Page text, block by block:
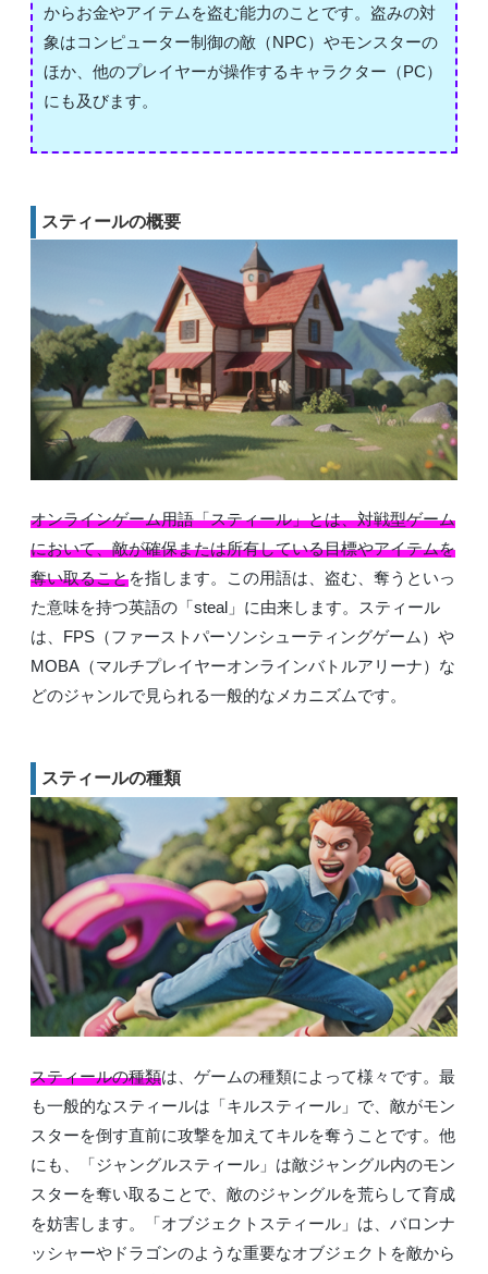
からお金やアイテムを盗む能力のことです。盗みの対
象はコンピューター制御の敵（NPC）やモンスターの
ほか、他のプレイヤーが操作するキャラクター（PC）
にも及びます。
スティールの概要
オンラインゲーム用語「スティール」とは、対戦型ゲーム
において、敵が確保または所有している目標やアイテムを
奪い取ることを指します。この用語は、盗む、奪うといっ
た意味を持つ英語の「steal」に由来します。スティール
は、FPS（ファーストパーソンシューティングゲーム）や
MOBA（マルチプレイヤーオンラインバトルアリーナ）な
どのジャンルで見られる一般的なメカニズムです。
スティールの種類
スティールの種類は、ゲームの種類によって様々です。最
も一般的なスティールは「キルスティール」で、敵がモン
スターを倒す直前に攻撃を加えてキルを奪うことです。他
にも、「ジャングルスティール」は敵ジャングル内のモン
スターを奪い取ることで、敵のジャングルを荒らして育成
を妨害します。「オブジェクトスティール」は、バロンナ
ッシャーやドラゴンのような重要なオブジェクトを敵から